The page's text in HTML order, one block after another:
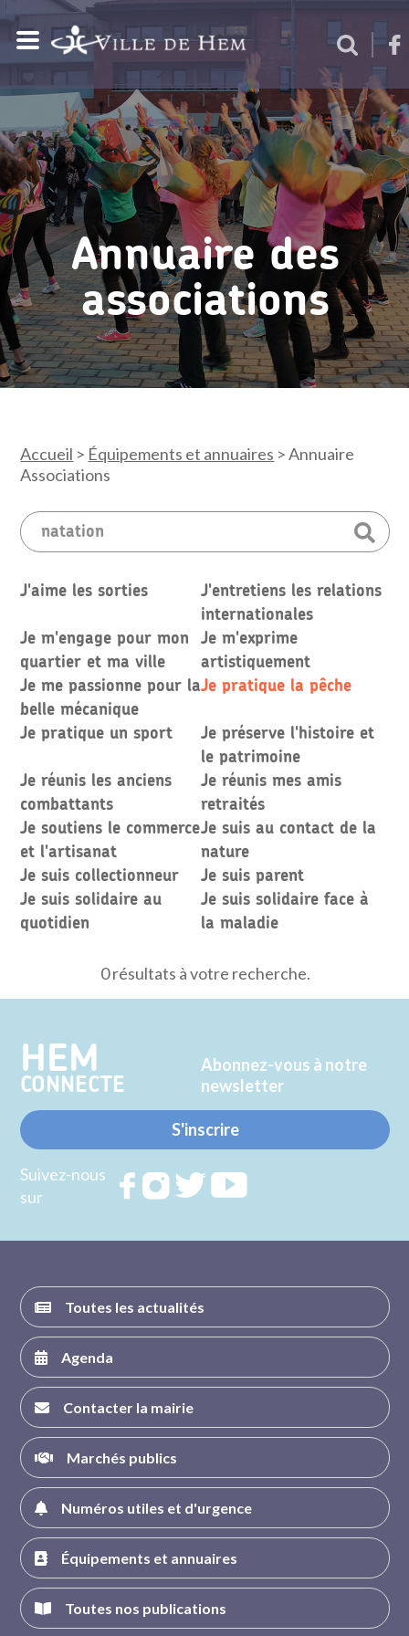
Annuaire des
associations
Accueil > Équipements et annuaires >Annuaire
Associations
J'aime les sorties
J'entretiens les relations
internationales
Je m'engage pour mon
quartier et ma ville
Je m'exprime
artistiquement
Je me passionne pour la
belle mécanique
Je pratique la pêche
Je pratique un sport
Je préserve l'histoire et
le patrimoine
Je réunis les anciens
combattants
Je réunis mes amis
retraités
Je soutiens le commerce
et l'artisanat
Je suis au contact de la
nature
Je suis collectionneur
Je suis parent
Je suis solidaire au
quotidien
Je suis solidaire face à
la maladie
0 résultats à votre recherche.
HEM
CONNECTE
Abonnez-vous à notre
newsletter
S'inscrire
Suivez-nous
sur
RejoignezRejoignezRejoignez
Toutes les actualités
Agenda
Contacter la mairie
Marchés publics
Numéros utiles et d'urgence
Équipements et annuaires
Toutes nos publications